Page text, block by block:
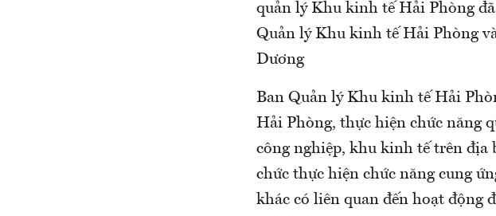
quản lý Khu kinh tế Hải Phòng
Quản lý Khu kinh tế Hải Phòng
Dương
Ban Quản lý Khu kinh tế Hải
Hải Phòng, thực hiện chức năng
công nghiệp, khu kinh tế trên địa
chức thực hiện chức năng cung
khác có liên quan đến hoạt động